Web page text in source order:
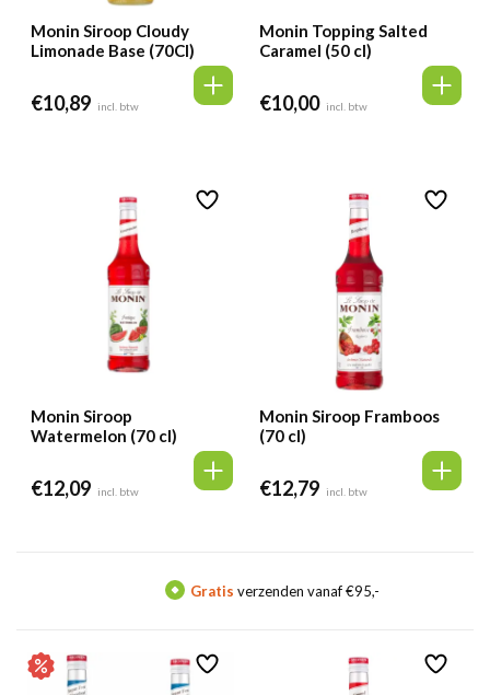
Monin Siroop Cloudy
Limonade Base (70Cl)
€10,89 incl. btw
Monin Topping Salted
Caramel (50 cl)
€10,00 incl. btw
Monin Siroop
Watermelon (70 cl)
€12,09 incl. btw
Monin Siroop Framboos
(70 cl)
€12,79 incl. btw
Gratis verzenden vanaf €95,-